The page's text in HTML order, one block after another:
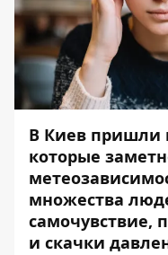
В Киев пришли
которые
множества
самочувствие,
и скачки